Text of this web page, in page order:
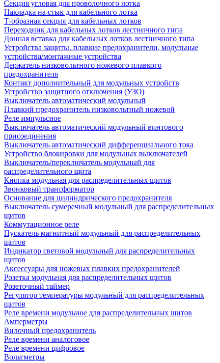
Секция угловая для проволочного лотка
Накладка на стык для кабельного лотка
Т-образная секция для кабельных лотков
Переходник для кабельных лотков лестничного типа
Донная вставка для кабельных лотков лестничного типа
Устройства защиты, плавкие предохранители, модульные
устройства/монтажные устройства
Держатель низковольтного ножевого плавкого
предохранителя
Контакт дополнительный для модульных устройств
Устройство защитного отключения (УЗО)
Выключатель автоматический модульный
Плавкий предохранитель низковольтный ножевой
Реле импульсное
Выключатель автоматический модульный винтового
присоединения
Выключатель автоматический дифференциального тока
Устройство блокировки для модульных выключателей
Выключатель/переключатель модульный для
распределительного щита
Кнопка модульная для распределительных щитов
Звонковый трансформатор
Основание для цилиндрического предохранителя
Выключатель сумеречный модульный для распределительных
щитов
Коммутационное реле
Пускатель магнитный модульный для распределительных
щитов
Индикатор световой модульный для распределительных
щитов
Аксессуары для ножевых плавких предохранителей
Розетка модульная для распределительных щитов
Розеточный таймер
Регулятор температуры модульный для распределительных
щитов
Реле времени модульное для распределительных щитов
Амперметры
Вилочный предохранитель
Реле времени аналоговое
Реле времени цифровое
Вольтметры